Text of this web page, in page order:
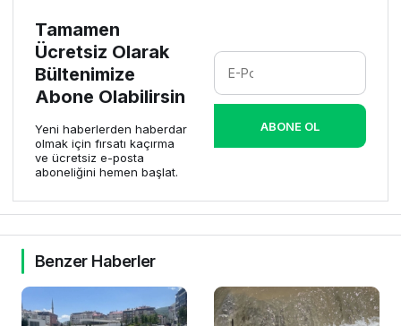
Tamamen
Ücretsiz Olarak
Bültenimize
Abone Olabilirsin
Yeni haberlerden haberdar
olmak için fırsatı kaçırma
ve ücretsiz e-posta
aboneliğini hemen başlat.
ABONE OL
Benzer Haberler